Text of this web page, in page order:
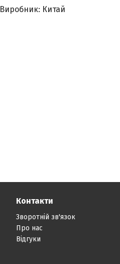
Виробник: Китай
Контакти
Зворотній зв'язок
Про нас
Відгуки